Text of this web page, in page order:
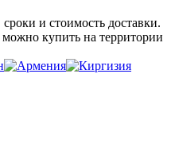
и стоимость доставки.
купить на территории